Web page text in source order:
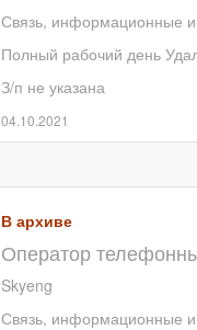
Связь, информационные
Полный рабочий день
З/п не указана
04.10.2021
В архиве
Оператор
Skyeng
Связь, информационные